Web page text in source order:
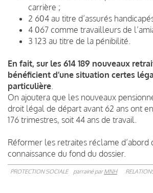
carrière ;
2 604 au titre d’assurés
4 067 comme travailleurs de
3 123 au titre de la pénibilité.
En fait, sur les 614 189 nouveaux
bénéficient d’une situation certes
particulière
On ajoutera que les nouveaux
droit légal de départ avant 62 ans ont
176 trimestres, soit 44 ans de travail.
Réformer les retraites réclame d’abord
connaissance du fond du dossier.
PROTECTION SOCIALE parrainé parMNH